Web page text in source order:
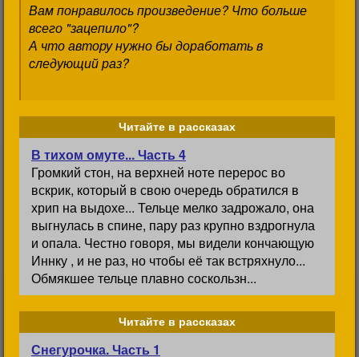
Вам понравилось произведение? Что больше
всего "зацепило"?
А что автору нужно бы доработать в
следующий раз?
Читайте в рассказах
В тихом омуте... Часть 4
Громкий стон, на верхней ноте перерос во
вскрик, который в свою очередь обратился в
хрип на выдохе... Тельце мелко задрожало, она
выгнулась в спине, пару раз крупно вздрогнула
и опала. Честно говоря, мы видели кончающую
Иннку , и не раз, но чтобы её так встряхнуло...
Обмякшее тельце плавно соскользн...
Читайте в рассказах
Снегурочка. Часть 1